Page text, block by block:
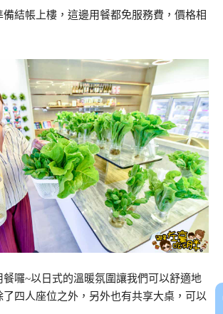
結帳上樓，這邊用餐都免服務費，價格相
餐囉~以日式的溫暖氛圍讓我們可以舒適地
四人座位之外，另外也有共享大桌，可以